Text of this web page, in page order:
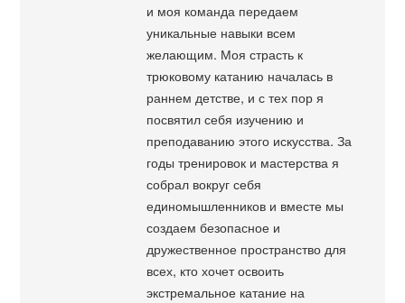
и моя команда передаем
уникальные навыки всем
желающим. Моя страсть к
трюковому катанию началась в
раннем детстве, и с тех пор я
посвятил себя изучению и
преподаванию этого искусства. За
годы тренировок и мастерства я
собрал вокруг себя
единомышленников и вместе мы
создаем безопасное и
дружественное пространство для
всех, кто хочет освоить
экстремальное катание на